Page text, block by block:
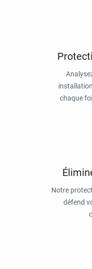
chaque
Notre
défend